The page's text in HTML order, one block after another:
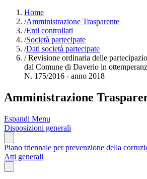
Home
/Amministrazione Trasparente
/Enti controllati
/Società partecipate
/Dati società partecipate
/Revisione ordinaria delle
dal Comune di Daverio in
N. 175/2016 - anno 2018
Amministrazione
Espandi Menu
Disposizioni generali
Piano triennale per prevenzione della
Atti generali